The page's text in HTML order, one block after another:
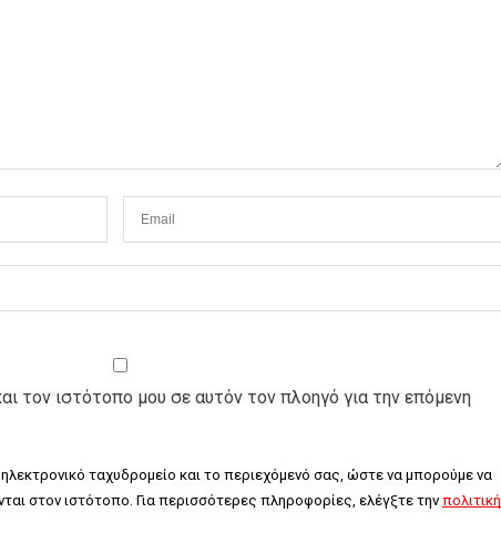
τον ιστότοπο μου σε αυτόν τον πλοηγό για την επόμενη
ταχυδρομείο και το περιεχόμενό σας, ώστε να μπορούμε να
στον ιστότοπο. Για περισσότερες πληροφορίες, ελέγξτε την πολιτική